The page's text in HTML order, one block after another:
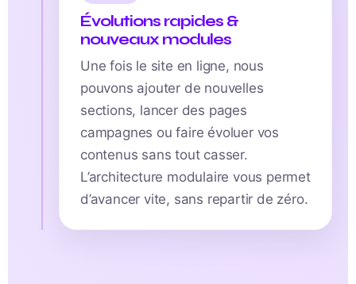
Évolutions rapides &
nouveaux modules
Une fois le site en ligne, nous
pouvons ajouter de nouvelles
sections, lancer des pages
campagnes ou faire évoluer vos
contenus sans tout casser.
L’architecture modulaire vous permet
d’avancer vite, sans repartir de zéro.